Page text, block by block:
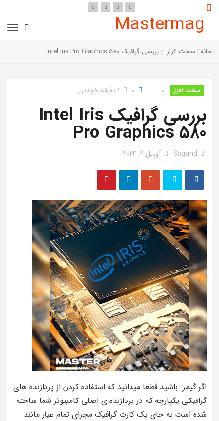
Mastermag
خانه سخت افزار بررسی گرافیک Intel Iris Pro Graphics 580
سخت افزار 0
0 1 دقیقه خواندن
بررسی گرافیک Intel Iris
Pro Graphics 580
Sogand آوریل 11, 2024
اگر گیمر باشید قطعا میدانید که استفاده کردن از پردازنده های
گرافیکی یکپارچه که در پردازنده ی اصلی کامپیوتر شما ساخته
شده است به جای یک کارت گرافیک مجزای تمام عیار مانند